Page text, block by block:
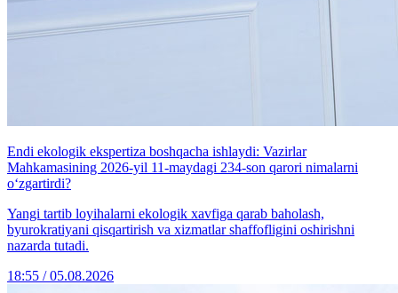
Endi ekologik ekspertiza boshqacha ishlaydi: Vazirlar
Mahkamasining 2026-yil 11-maydagi 234-son qarori nimalarni
o‘zgartirdi?
Yangi tartib loyihalarni ekologik xavfiga qarab baholash,
byurokratiyani qisqartirish va xizmatlar shaffofligini oshirishni
nazarda tutadi.
18:55 / 05.08.2026